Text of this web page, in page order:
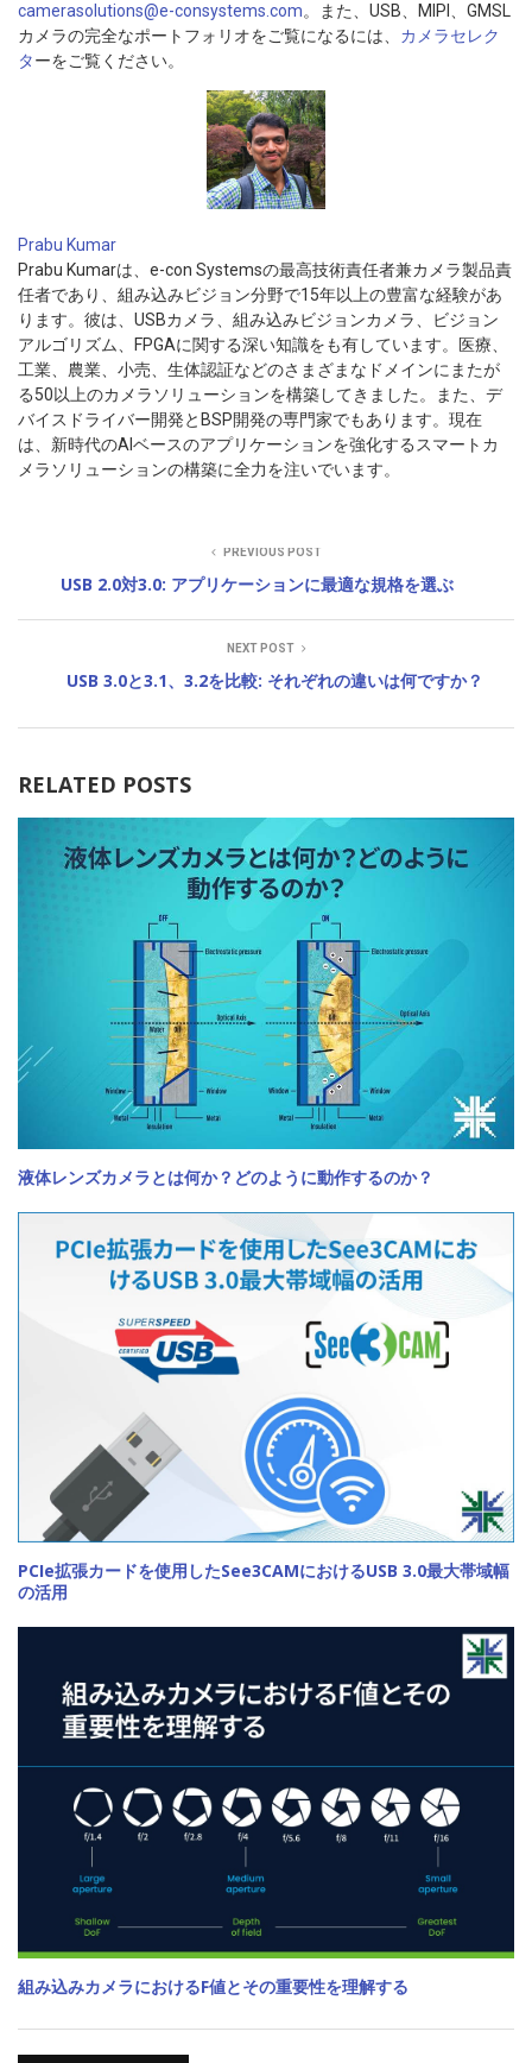
camerasolutions@e-consystems.com。また、USB、MIPI、GMSL
カメラの完全なポートフォリオをご覧になるには、 カメラセレク
ターをご覧ください。
Prabu Kumar
Prabu Kumarは、e-con Systemsの最高技術責任者兼カメラ製品責
任者であり、組み込みビジョン分野で15年以上の豊富な経験があ
ります。彼は、USBカメラ、組み込みビジョンカメラ、ビジョン
アルゴリズム、FPGAに関する深い知識をも有しています。医療、
工業、農業、小売、生体認証などのさまざまなドメインにまたが
る50以上のカメラソリューションを構築してきました。また、デ
バイスドライバー開発とBSP開発の専門家でもあります。現在
は、新時代のAIベースのアプリケーションを強化するスマートカ
メラソリューションの構築に全力を注いでいます。
PREVIOUS POST
USB 2.0対3.0: アプリケーションに最適な規格を選ぶ
NEXT POST
USB 3.0と3.1、3.2を比較: それぞれの違いは何ですか？
RELATED POSTS
液体レンズカメラとは何か？どのように動作するのか？
PCIe拡張カードを使用したSee3CAMにおけるUSB 3.0最大帯域幅
の活用
組み込みカメラにおけるF値とその重要性を理解する